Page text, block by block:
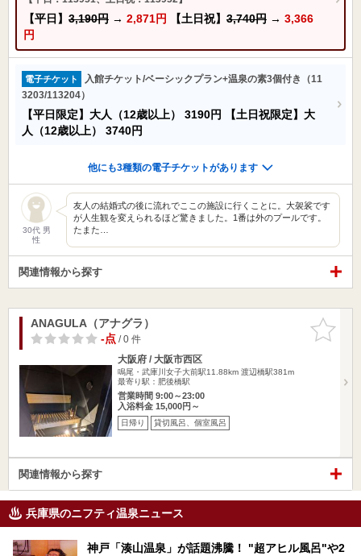
【平日】 3,190円 → 2,871円 【土日祝】 3,740円 → 3,366
円
電子チケット
入館チケット/ベーシックプラン+温泉の素3個付き（11
3203/113204）
【平日限定】大人（12歳以上） 3190円
【土日祝限定】大
人（12歳以上） 3740円
他にも3種類の電子チケットがあります
30代 男
性
友人の結婚式の後に流れでここの施設に行くことに。大袈裟です
が人生観を変えられるほど驚きました。1番は外のプールです。
たまた…
関連情報から探す
お気に入
りに追加
ANAGULA（アナグラ）
-点/ 0 件
大阪府 / 大阪市西区
鳴尾・武庫川女子大前駅11.88km 渡辺橋駅381m
最寄り駅：肥後橋駅
営業時間 9:00～23:00
入浴料金 15,000円～
日帰り 貸切風呂、個室風呂
関連情報から探す
兵庫県のニフティ温泉ニュース
神戸「湊山温泉」が話題沸騰！ "超アヒル風呂"や2